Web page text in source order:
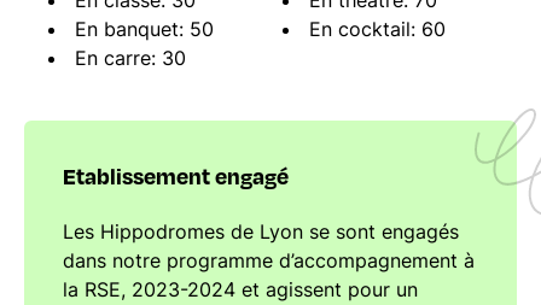
En banquet: 50
En cocktail: 60
En carre: 30
Etablissement engagé
Les Hippodromes de Lyon se sont engagés
dans notre programme d’accompagnement à
la RSE, 2023-2024 et agissent pour un